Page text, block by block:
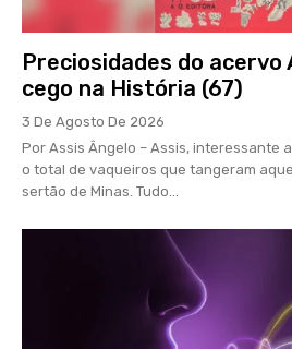
Preciosidades do acervo
cego na História (67)
3 De Agosto De 2026
Por Assis Ângelo – Assis, interessante a lembrança do Zito sobre
o total de vaqueiros que tangeram
sertão de Minas. Tudo...